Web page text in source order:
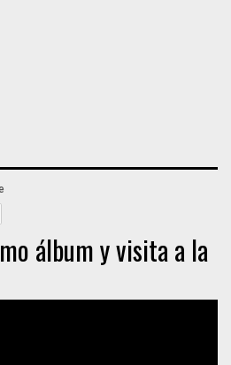
álbum y visita a la